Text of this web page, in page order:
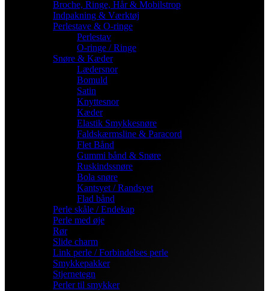
Broche, Ringe, Hår & Mobilstrop
Indpakning & Værktøj
Perlestave & O-ringe
Perlestav
O-ringe / Ringe
Snøre & Kæder
Lædersnor
Bomuld
Satin
Knyttesnor
Kæder
Elastik Smykkesnøre
Faldskærmsline & Paracord
Flet Bånd
Gummi bånd & Snøre
Ruskindssnøre
Bola snøre
Kantsyet / Randsyet
Flad bånd
Perle skåle / Endekap
Perle med øje
Rør
Slide charm
Link perle / Forbindelses perle
Smykkepakker
Stjernetegn
Perler til smykker